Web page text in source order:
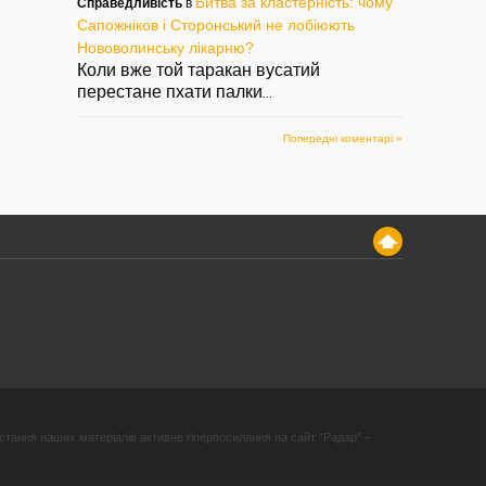
Справедливість в
Сапожніков і Сторонський не лобіюють
Нововолинську лікарню?
Коли вже той таракан вусатий
перестане пхати палки
Попередні коментарі »
наших матеріалів активне гіперпосилання на сайт “Радар” –